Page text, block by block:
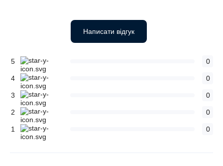
Написати відгук
5 0
4 0
3 0
2 0
1 0